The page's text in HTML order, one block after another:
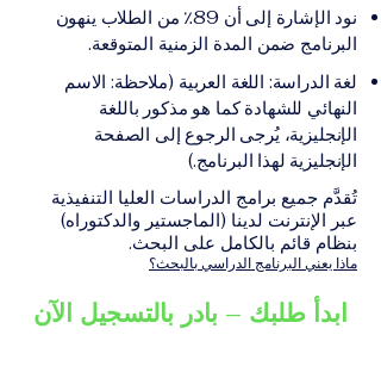
الإلكترونيقد يُطلب تقديم
مستندات إضافية حسب
البرنامج والمؤسسة التعليمية
الأكاديمية المناسبة للبرنامج،
والتي تصدر عن المؤسسة
التعليمية المسؤولة عن تقديم
البرنامج ضمن شبكة VBNN
Smart Education Group.
نود الإشارة إلى أن 89٪ من الطلاب ينهون
البرنامج ضمن المدة الزمنية المتوقعة.
لغة الدراسة: اللغة العربية (ملاحظة: الاسم
النهائي للشهادة كما هو مذكور باللغة
الإنجليزية، يُرجى الرجوع إلى الصفحة
الإنجليزية لهذا البرنامج.)
تُقدَّم جميع برامج الدراسات العليا التنفيذية
عبر الإنترنت لدينا (الماجستير والدكتوراه)
بنظام قائم بالكامل على البحث.
ماذا يعني البرنامج الدراسي بالبحث؟
ابدأ طلبك – بادر بالتسجيل الآن